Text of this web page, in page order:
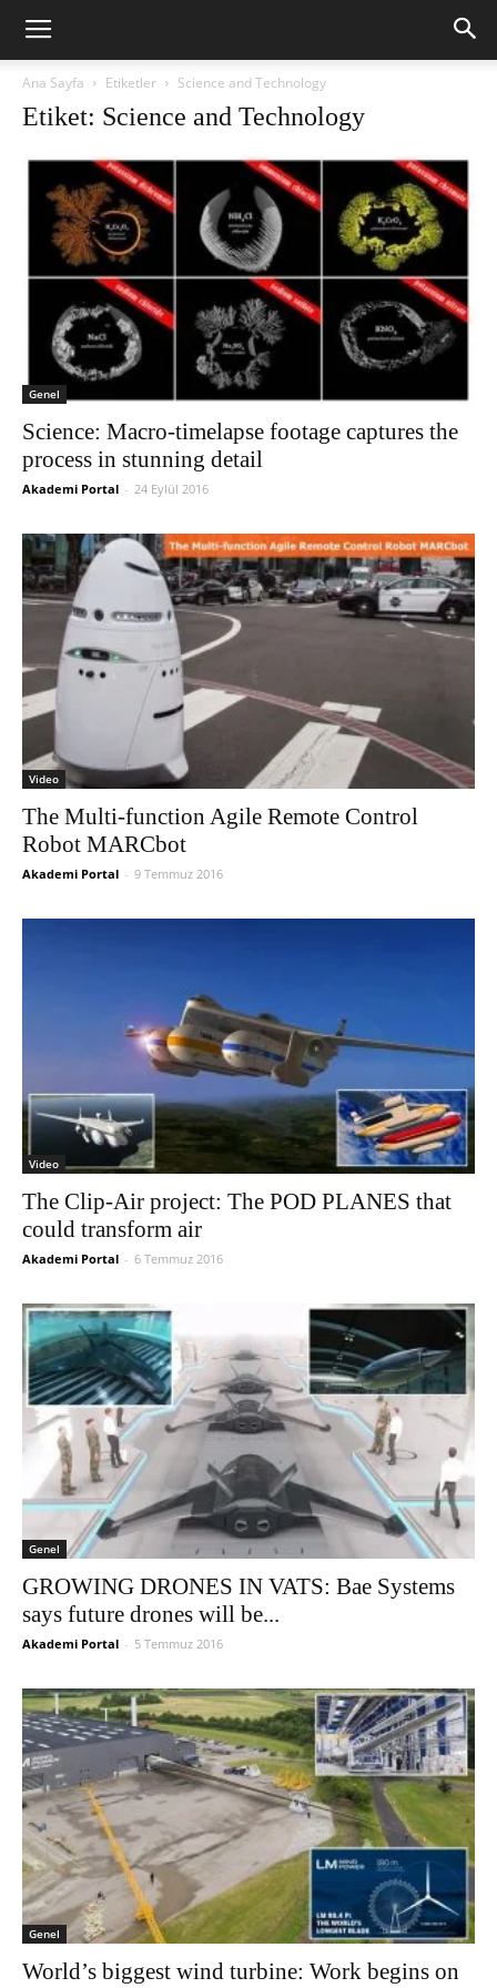
Ana Sayfa Etiketler Science and Technology
Etiket: Science and Technology
Genel
Science: Macro-timelapse footage captures the
process in stunning detail
Akademi Portal - 24 Eylül 2016
Video
The Multi-function Agile Remote Control
Robot MARCbot
Akademi Portal - 9 Temmuz 2016
Video
The Clip-Air project: The POD PLANES that
could transform air
Akademi Portal - 6 Temmuz 2016
Genel
GROWING DRONES IN VATS: Bae Systems
says future drones will be...
Akademi Portal - 5 Temmuz 2016
Genel
World’s biggest wind turbine: Work begins on